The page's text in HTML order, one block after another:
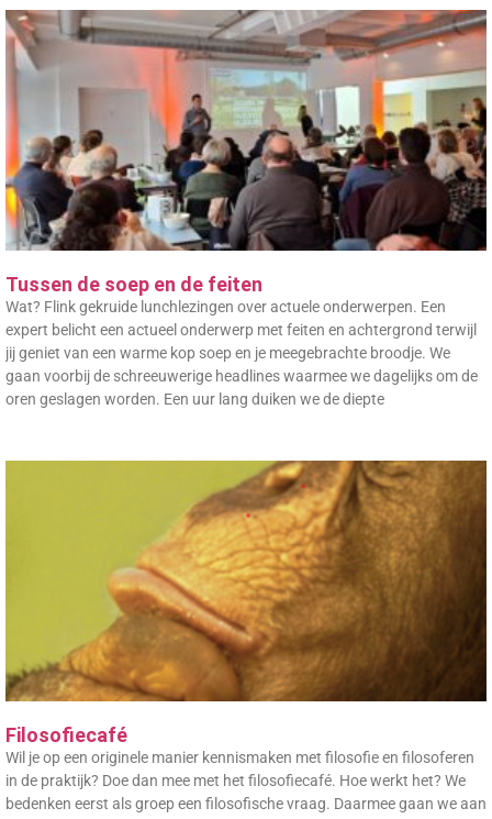
Tussen de soep en de feiten
Wat? Flink gekruide lunchlezingen over actuele onderwerpen. Een
expert belicht een actueel onderwerp met feiten en achtergrond terwijl
jij geniet van een warme kop soep en je meegebrachte broodje. We
gaan voorbij de schreeuwerige headlines waarmee we dagelijks om de
oren geslagen worden. Een uur lang duiken we de diepte
Filosofiecafé
Wil je op een originele manier kennismaken met filosofie en filosoferen
in de praktijk? Doe dan mee met het filosofiecafé. Hoe werkt het? We
bedenken eerst als groep een filosofische vraag. Daarmee gaan we aan